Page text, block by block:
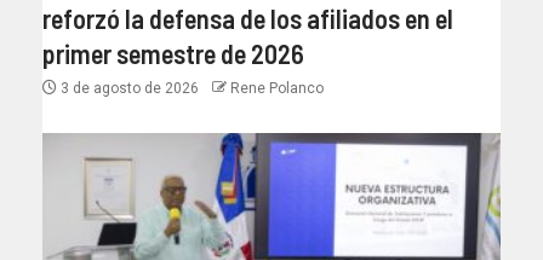
reforzó la defensa de los afiliados en el
primer semestre de 2026
3 de agosto de 2026 Rene Polanco